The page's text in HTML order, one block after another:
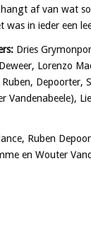
af van wat
was in ieder een
Dries
Lorenzo
Depoorter,
Vandenabeele),
Ruben
en Wouter